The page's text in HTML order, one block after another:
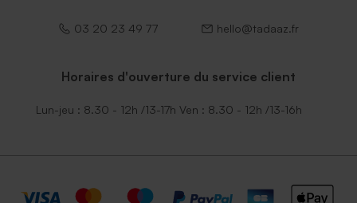
03 20 23 49 77 hello@tadaaz.fr
Horaires d'ouverture du service client
Lun-jeu : 8.30 - 12h /13-17h Ven : 8.30 - 12h /13-16h